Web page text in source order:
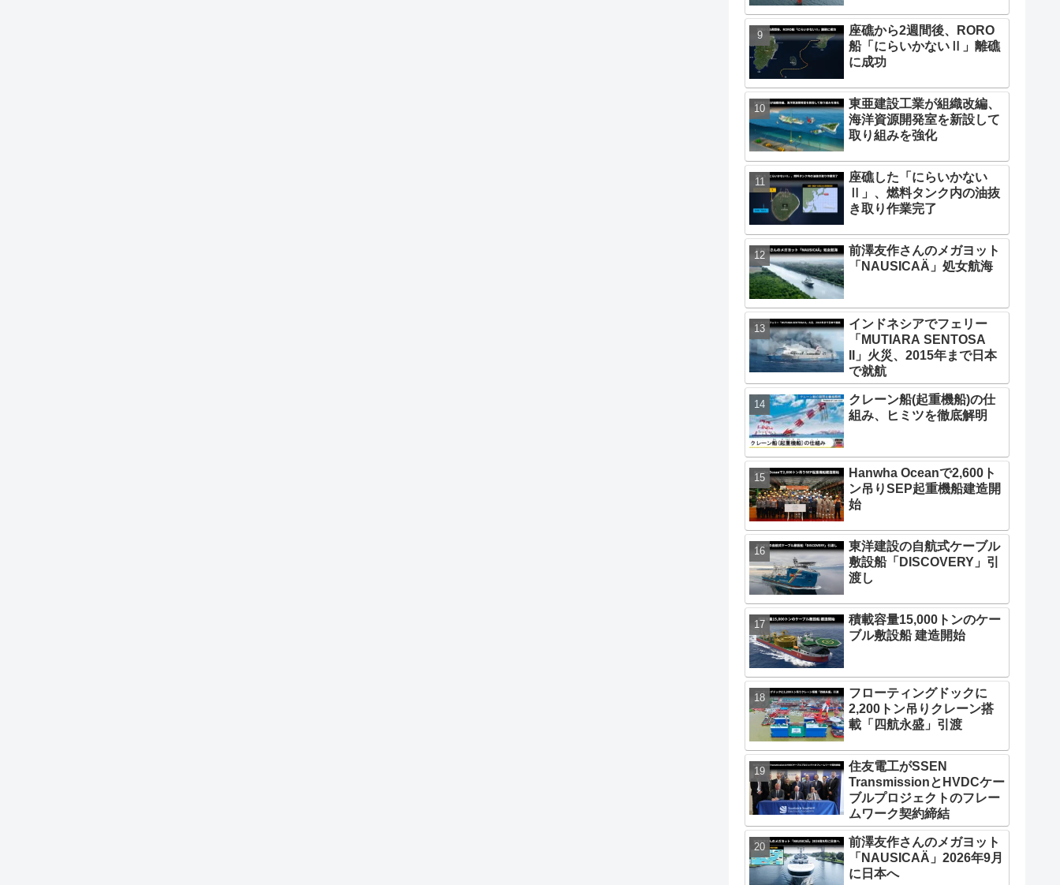
座礁から2週間後、RORO
船「にらいかないⅡ」離礁
に成功
東亜建設工業が組織改編、
海洋資源開発室を新設して
取り組みを強化
座礁した「にらいかない
Ⅱ」、燃料タンク内の油抜
き取り作業完了
前澤友作さんのメガヨット
「NAUSICAÄ」処女航海
インドネシアでフェリー
「MUTIARA SENTOSA
II」火災、2015年まで日本
で就航
クレーン船(起重機船)の仕
組み、ヒミツを徹底解明
Hanwha Oceanで2,600ト
ン吊りSEP起重機船建造開
始
東洋建設の自航式ケーブル
敷設船「DISCOVERY」引
渡し
積載容量15,000トンのケー
ブル敷設船 建造開始
フローティングドックに
2,200トン吊りクレーン搭
載「四航永盛」引渡
住友電工がSSEN
TransmissionとHVDCケー
ブルプロジェクトのフレー
ムワーク契約締結
前澤友作さんのメガヨット
「NAUSICAÄ」2026年9月
に日本へ